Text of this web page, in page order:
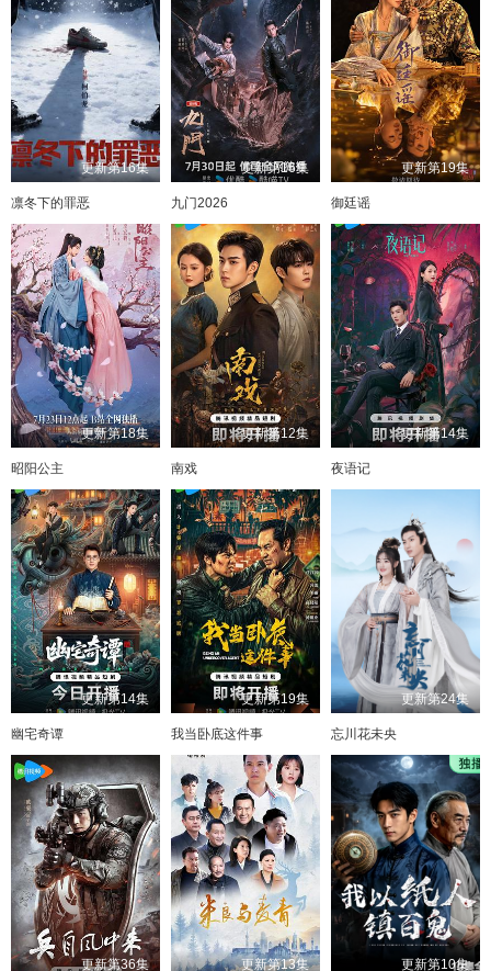
更新第16集
凛冬下的罪恶
更新第16集
九门2026
更新第19集
御廷谣
更新第18集
昭阳公主
更新第12集
南戏
更新第14集
夜语记
更新第14集
幽宅奇谭
更新第19集
我当卧底这件事
更新第24集
忘川花未央
更新第36集 更新第13集 更新第10集